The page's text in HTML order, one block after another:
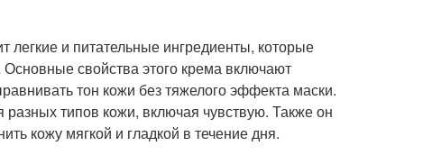
и питательные ингредиенты, которые
свойства этого крема включают
тон кожи без тяжелого эффекта маски.
типов кожи, включая чувствую. Также он
кожу мягкой и гладкой в течение дня.